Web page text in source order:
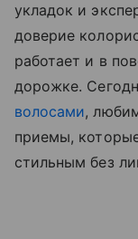
укладок и
доверие
работает и в
дорожке.
волосами,
приемы,
стильным без